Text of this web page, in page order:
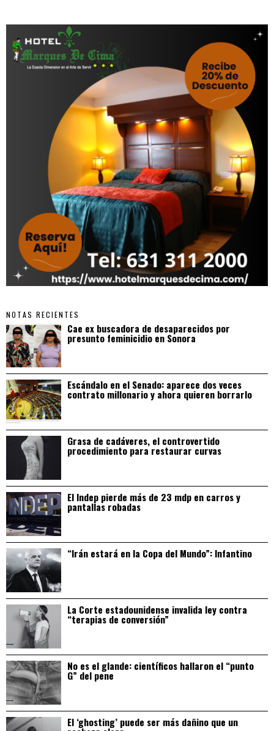
NOTAS RECIENTES
Cae ex buscadora de desaparecidos por
presunto feminicidio en Sonora
Escándalo en el Senado: aparece dos veces
contrato millonario y ahora quieren borrarlo
Grasa de cadáveres, el controvertido
procedimiento para restaurar curvas
El Indep pierde más de 23 mdp en carros y
pantallas robadas
“Irán estará en la Copa del Mundo”: Infantino
La Corte estadounidense invalida ley contra
“terapias de conversión”
No es el glande: científicos hallaron el “punto
G” del pene
El ‘ghosting’ puede ser más dañino que un